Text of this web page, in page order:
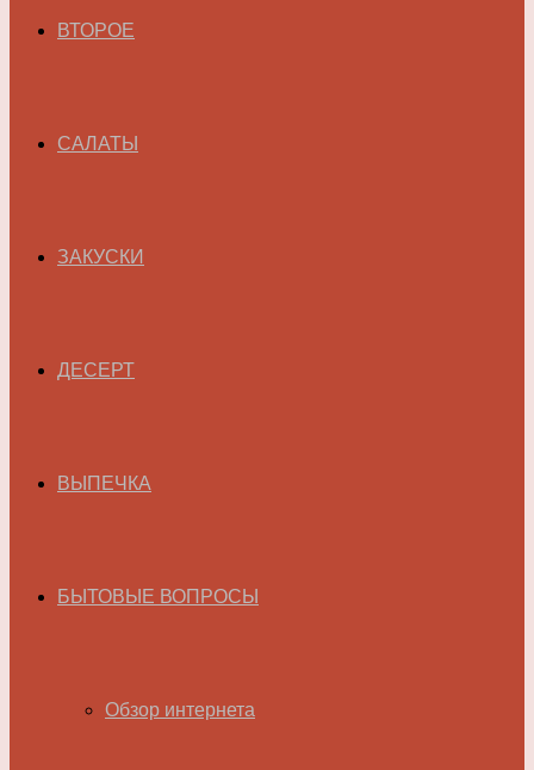
ВТОРОЕ
САЛАТЫ
ЗАКУСКИ
ДЕСЕРТ
ВЫПЕЧКА
БЫТОВЫЕ ВОПРОСЫ
Обзор интернета